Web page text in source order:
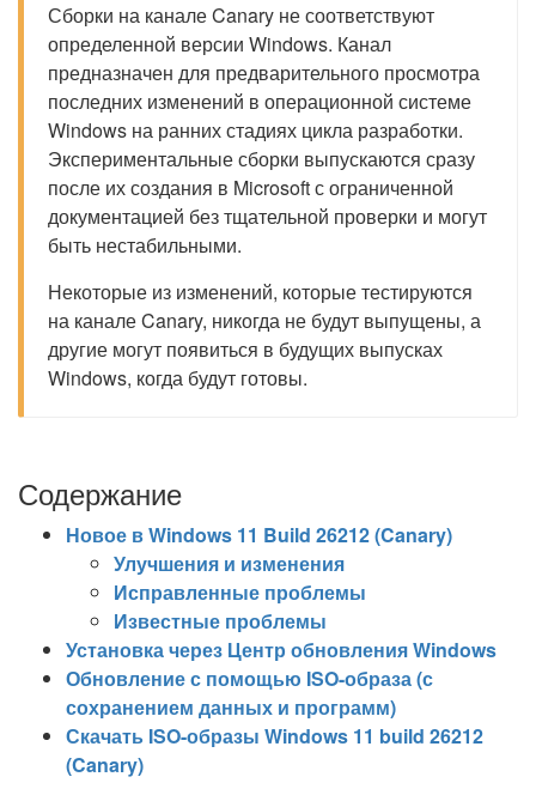
Сборки на канале Canary не соответствуют
определенной версии Windows. Канал
предназначен для предварительного просмотра
последних изменений в операционной системе
Windows на ранних стадиях цикла разработки.
Экспериментальные сборки выпускаются сразу
после их создания в Microsoft с ограниченной
документацией без тщательной проверки и могут
быть нестабильными.
Некоторые из изменений, которые тестируются
на канале Canary, никогда не будут выпущены, а
другие могут появиться в будущих выпусках
Windows, когда будут готовы.
Содержание
Новое в Windows 11 Build 26212 (Canary)
Улучшения и изменения
Исправленные проблемы
Известные проблемы
Установка через Центр обновления Windows
Обновление с помощью ISO-образа (с
сохранением данных и программ)
Скачать ISO-образы Windows 11 build 26212
(Canary)